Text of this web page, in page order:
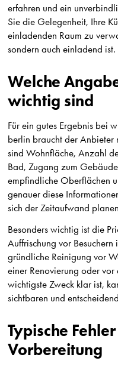
erfahren und ein
Sie die Gelegenheit, Ihre
einladenden Raum zu
sondern auch einladend ist.
Welche
wichtig sind
Für ein gutes Ergebnis bei
berlin braucht der Anbieter
sind Wohnfläche, Anzahl
Bad, Zugang zum
empfindliche Oberflächen
genauer diese
sich der Zeitaufwand
Besonders wichtig ist die
Auffrischung vor
gründliche Reinigung vor
einer Renovierung oder
wichtigste Zweck klar ist,
sichtbaren und
Typische
Vorbereitung